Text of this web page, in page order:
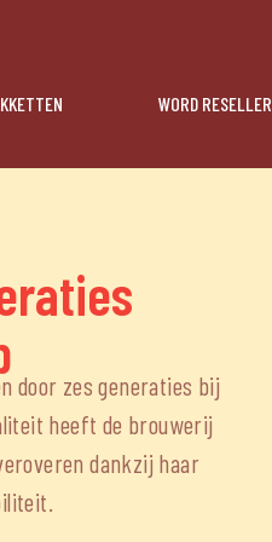
WORD RESELLER
door zes generaties bij
heeft de brouwerij
dankzij haar